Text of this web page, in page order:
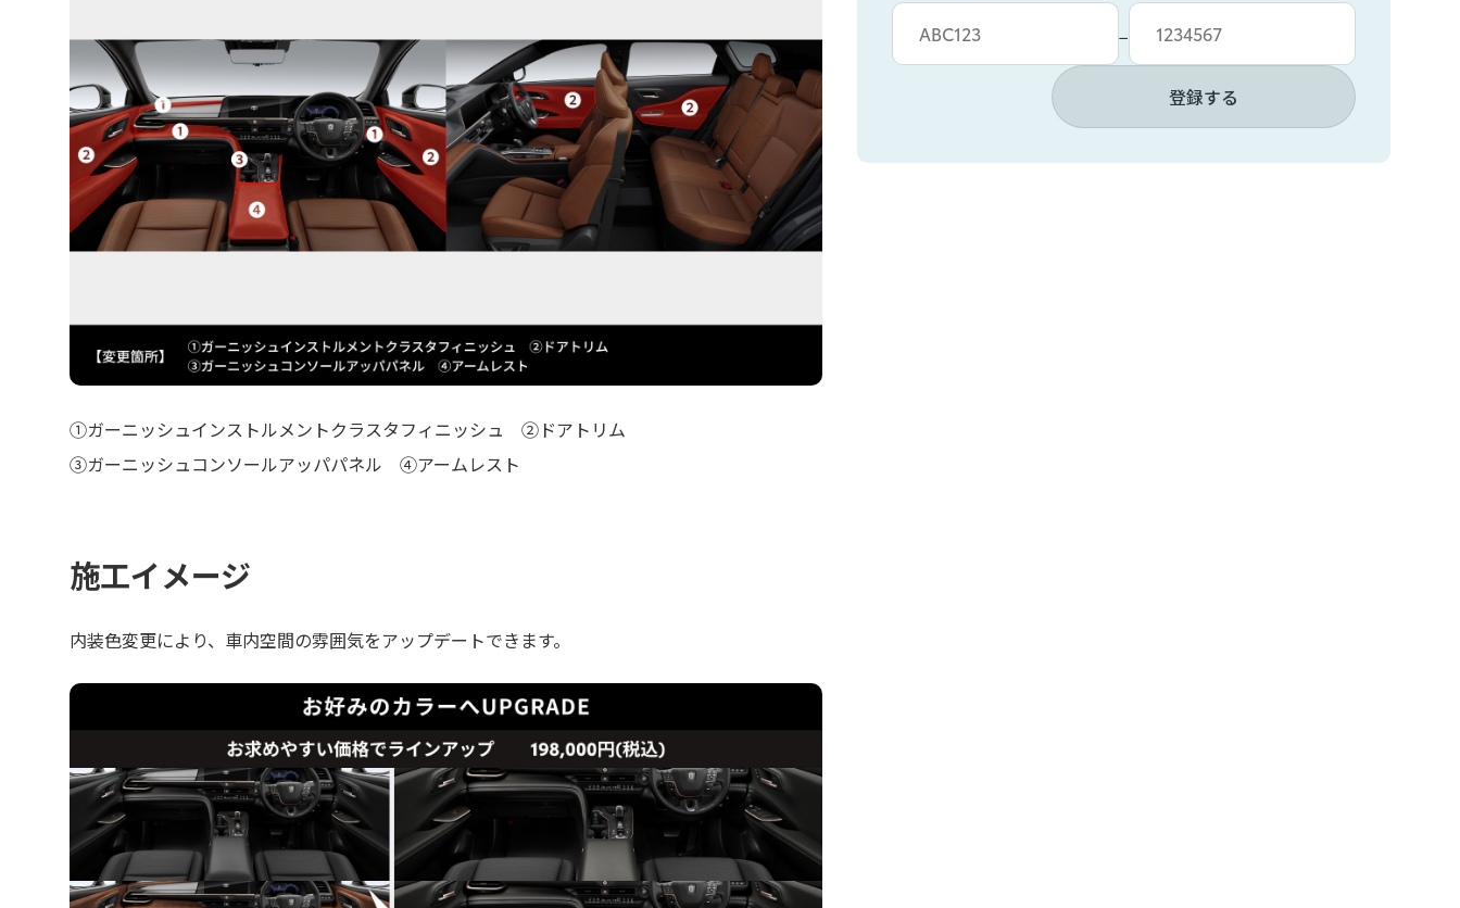
車台カタシキ入力
−
車台番号入力
登録する
①ガーニッシュインストルメントクラスタフィニッシュ ②ドアトリム
③ガーニッシュコンソールアッパパネル ④アームレスト
施工イメージ
内装色変更により、車内空間の雰囲気をアップデートできます。